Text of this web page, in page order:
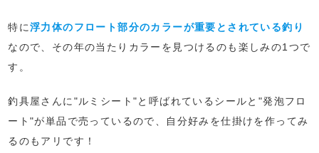
特に浮力体のフロート部分のカラーが重要とされている釣り
なので、その年の当たりカラーを見つけるのも楽しみの1つで
す。
釣具屋さんに"ルミシート"と呼ばれているシールと"発泡フロ
ート"が単品で売っているので、自分好みを仕掛けを作ってみ
るのもアリです！